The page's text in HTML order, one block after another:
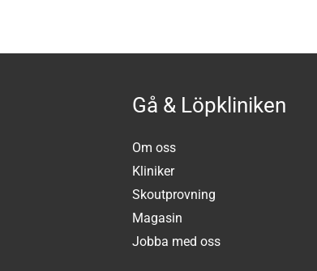
Gå & Löpkliniken
Om oss
Kliniker
Skoutprovning
Magasin
Jobba med oss